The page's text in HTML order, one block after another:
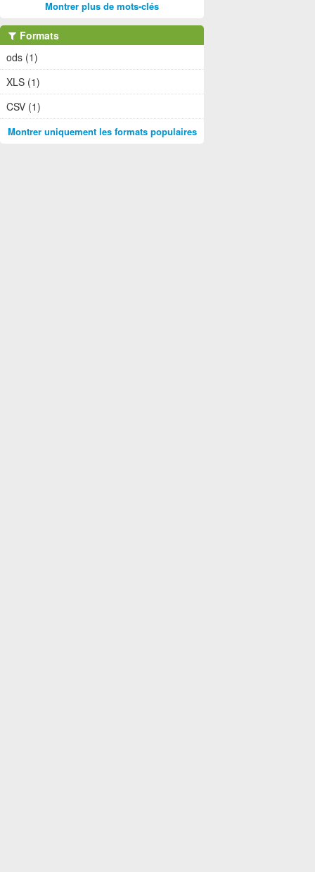
Montrer plus de mots-clés
Formats
ods (1)
XLS (1)
CSV (1)
Montrer uniquement les formats populaires